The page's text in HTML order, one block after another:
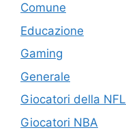
Comune
Educazione
Gaming
Generale
Giocatori della NFL
Giocatori NBA